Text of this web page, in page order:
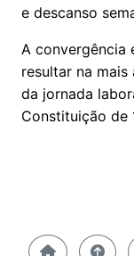
e descanso
A convergência
resultar na
da jornada
Constituição de